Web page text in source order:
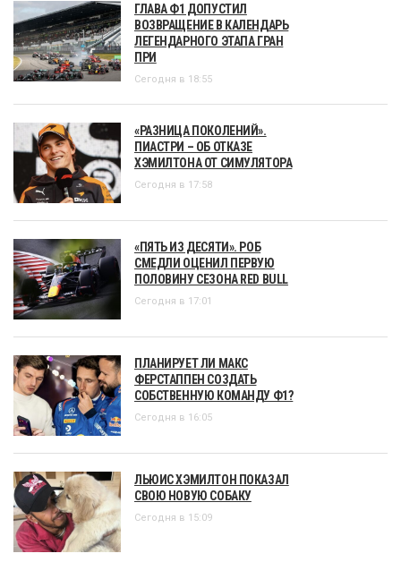
ГЛАВА Ф1 ДОПУСТИЛ
ВОЗВРАЩЕНИЕ В КАЛЕНДАРЬ
ЛЕГЕНДАРНОГО ЭТАПА ГРАН
ПРИ
Сегодня в 18:55
«РАЗНИЦА ПОКОЛЕНИЙ».
ПИАСТРИ – ОБ ОТКАЗЕ
ХЭМИЛТОНА ОТ СИМУЛЯТОРА
Сегодня в 17:58
«ПЯТЬ ИЗ ДЕСЯТИ». РОБ
СМЕДЛИ ОЦЕНИЛ ПЕРВУЮ
ПОЛОВИНУ СЕЗОНА RED BULL
Сегодня в 17:01
ПЛАНИРУЕТ ЛИ МАКС
ФЕРСТАППЕН СОЗДАТЬ
СОБСТВЕННУЮ КОМАНДУ Ф1?
Сегодня в 16:05
ЛЬЮИС ХЭМИЛТОН ПОКАЗАЛ
СВОЮ НОВУЮ СОБАКУ
Сегодня в 15:09